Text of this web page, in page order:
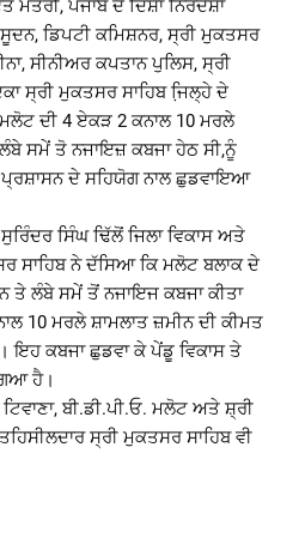
ਪੰਜਾਬ ਦੇ ਦਿਸ਼ਾ ਨਿਰਦੇਸ਼ਾਂ
ਡਿਪਟੀ ਕਮਿਸ਼ਨਰ, ਸ੍ਰੀ ਮੁਕਤਸਰ
ਸੀਨੀਅਰ ਕਪਤਾਨ ਪੁਲਿਸ, ਸ੍ਰੀ
ਸ੍ਰੀ ਮੁਕਤਸਰ ਸਾਹਿਬ ਜਿ਼ਲ੍ਹੇ ਦੇ
ਦੀ 4 ਏਕੜ 2 ਕਨਾਲ 10 ਮਰਲੇ
ਸਮੇਂ ਤੋ ਨਜਾਇਜ਼ ਕਬਜਾ ਹੇਠ ਸੀ,ਨੂੰ
ਦੇ ਸਹਿਯੋਗ ਨਾਲ ਛੁਡਵਾਇਆ
ਸਿੰਘ ਢਿੱਲੋਂ ਜਿਲਾ ਵਿਕਾਸ ਅਤੇ
ਸਾਹਿਬ ਨੇ ਦੱਸਿਆ ਕਿ ਮਲੋਟ ਬਲਾਕ ਦੇ
ਤੇ ਲੰਬੇ ਸਮੇਂ ਤੋਂ ਨਜਾਇਜ ਕਬਜਾ ਕੀਤਾ
10 ਮਰਲੇ ਸ਼ਾਮਲਾਤ ਜ਼ਮੀਨ ਦੀ ਕੀਮਤ
ਇਹ ਕਬਜਾ ਛੁਡਵਾ ਕੇ ਪੇਂਡੂ ਵਿਕਾਸ ਤੇ
ਹੈ।
ਬੀ.ਡੀ.ਪੀ.ਓ. ਮਲੋਟ ਅਤੇ ਸ਼੍ਰੀ
ਸ੍ਰੀ ਮੁਕਤਸਰ ਸਾਹਿਬ ਵੀ